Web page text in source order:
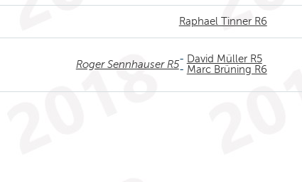
Raphael Tinner R6
Roger Sennhauser R5- David Müller R5
- Marc Brüning R6